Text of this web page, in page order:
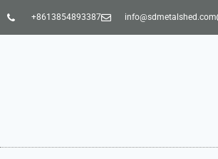
+8613854893387 info@sdmetalshed.com